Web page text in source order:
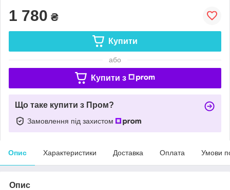
1 780 ₴
Купити
або
Купити з
Що таке купити з Пром?
Замовлення під захистом
Опис Характеристики Доставка Оплата Умови
Опис